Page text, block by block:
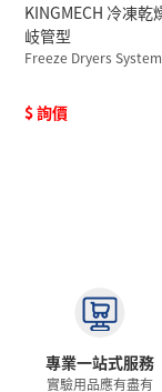
KINGMECH 冷凍乾
岐管型
Freeze Dryers System
$ 詢價
專業一站式服務
實驗用品應有盡有